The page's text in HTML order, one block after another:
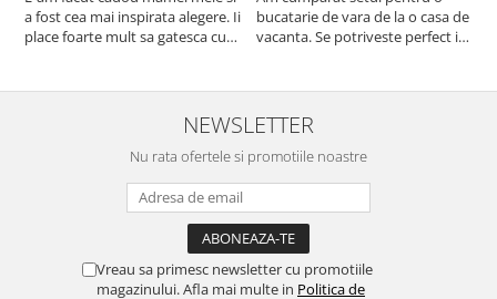
a fost cea mai inspirata alegere. Ii
place foarte mult sa gatesca cu
cratita...ma gandesc serios sa imi
cumpar si eu! Recomand mult !
bucatarie de vara de la o casa de
vacanta. Se potriveste perfect in
buna, recomand cu drag !
NEWSLETTER
Nu rata ofertele si promotiile noastre
Vreau sa primesc newsletter cu promotiile
magazinului. Afla mai multe in Politica de